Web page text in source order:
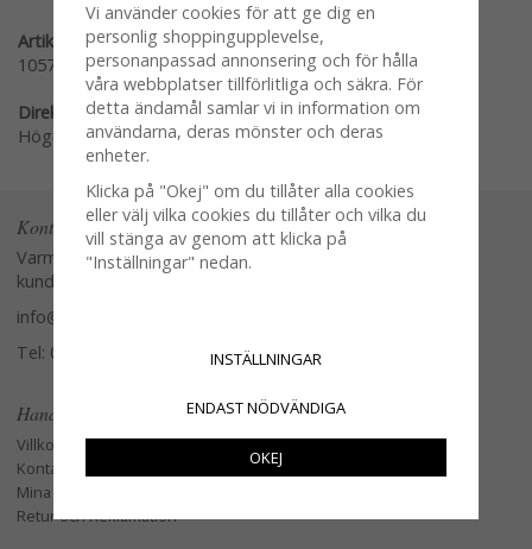
Artikelnummer:
10576
Direktlänk:
Högerklicka och kopiera adressen
Kontakta oss
Varmt välkommen att kontakta vår
kundtjänst.
info@glasverandan.se
Tel: 079-3495968
Handla
Villkor
Kontakta oss
Mina favoriter
Retur och Reklamation
Vi använder cookies för att ge dig en
personlig shoppingupplevelse,
personanpassad annonsering och för hålla
våra webbplatser tillförlitliga och säkra. För
detta ändamål samlar vi in information om
användarna, deras mönster och deras
enheter.
Klicka på "Okej" om du tillåter alla cookies
eller välj vilka cookies du tillåter och vilka du
vill stänga av genom att klicka på
"Inställningar" nedan.
INSTÄLLNINGAR
ENDAST NÖDVÄNDIGA
OKEJ